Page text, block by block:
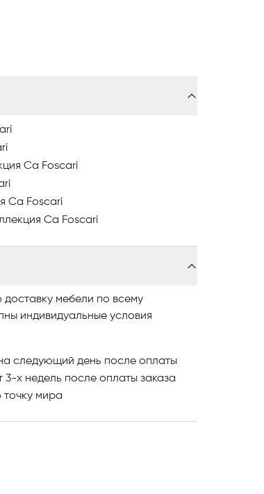
компании Visionnaire, изучайте
модели представлены
Ca Foscari
Ca Foscari
Ca Foscari
мебели по всему
индивидуальные условия
следующий день после оплаты
3-х недель после оплаты заказа
мира